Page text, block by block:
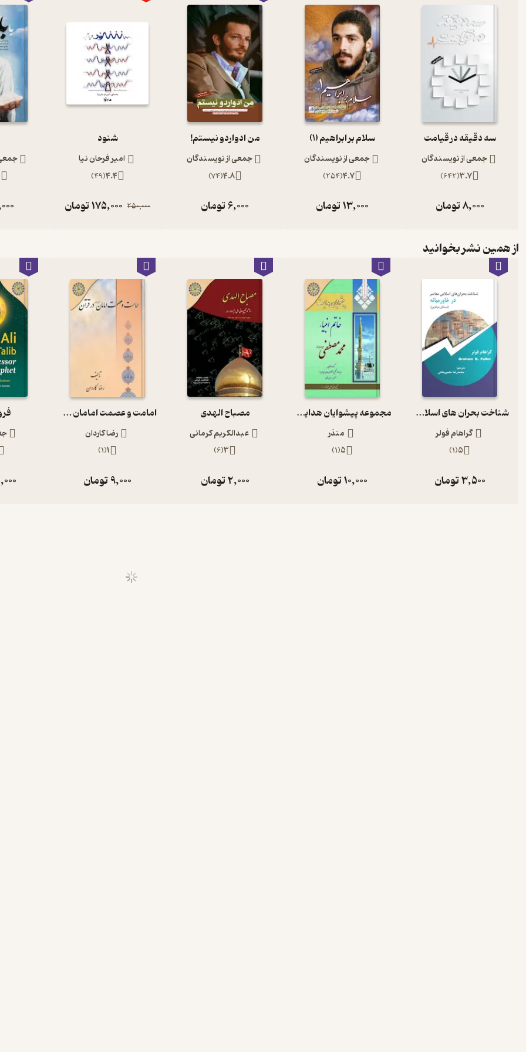
سه دقیقه در قیامت
جمعی از نویسندگان
3.7
(
642
)
8,000تومان
سلام بر ابراهیم (1)
جمعی از نویسندگان
4.7
(
254
)
13,000تومان
من ادواردو نیستم!
جمعی از نویسندگان
4.8
(
74
)
6,000تومان
شنود
امیر فرحان نیا
4.4
(
49
)
250,000
175,000تومان
از همین نشر بخوانید
شناخت بحران های اسلامی معاصر در خاورمیانه
گراهام فولر
5
(
1
)
3,500تومان
مجموعه پیشوایان هدایت، خاتم انبیا حضرت محمد مصطفی (صلی الله علیه و آله) جلد 1
منذر
5
(
1
)
10,000تومان
مصباح الهدی
عبدالکریم کرمانی
3
(
6
)
2,000تومان
امامت و عصمت امامان در قرآن
رضا کاردان
1
(
1
)
9,000تومان